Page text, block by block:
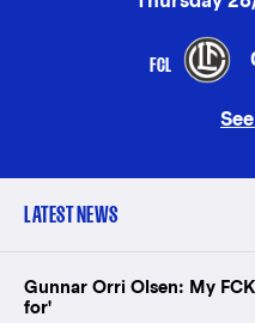
FCL
LATEST NEWS
Gunnar Orri Olsen: My
for'